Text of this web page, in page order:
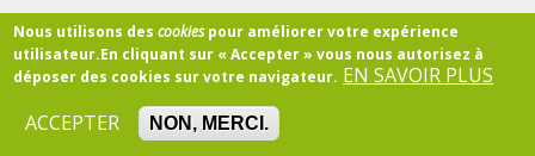
PANIER
Pied
Accueil CGU Confidentialité
Partenariats
Qui sommes-nous ?
RSE
Nous utilisons descookiespour améliorer votre expérience
utilisateur.En cliquant sur « Accepter » vous nous autorisez à
déposer des cookies sur votre navigateur. EN SAVOIR PLUS
ACCEPTER
NON, MERCI.